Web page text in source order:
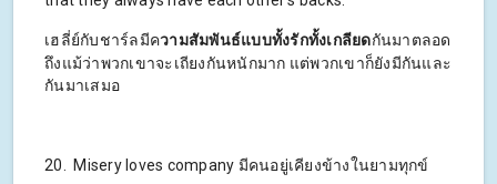
เฮลี่ย์กับชาร์ลมีความสัมพันธ์แบบทั้งรักทั้งเกลียดกันมาตลอด
ถึงแม้ว่าพวกเขาจะเถียงกันหนักมาก แต่พวกเขาก็ยังมีกันและ
กันมาเสมอ
20. Misery loves company มีคนอยู่เคียงข้างในยามทุกข์